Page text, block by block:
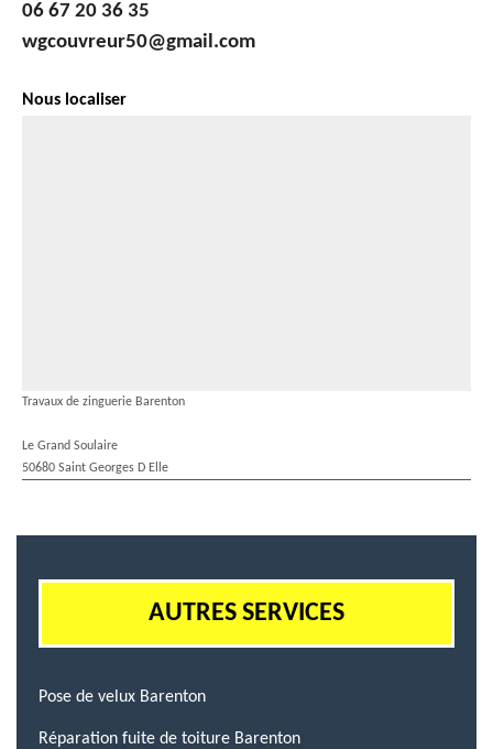
06 67 20 36 35
wgcouvreur50@gmail.com
Nous localiser
Travaux de zinguerie Barenton
Le Grand Soulaire
50680 Saint Georges D Elle
AUTRES SERVICES
Pose de velux Barenton
Réparation fuite de toiture Barenton